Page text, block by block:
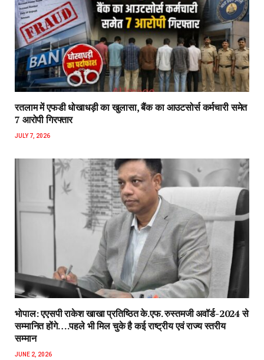
रतलाम में एफडी धोखाधड़ी का खुलासा, बैंक का आउटसोर्स कर्मचारी समेत
7 आरोपी गिरफ्तार
JULY 7, 2026
भोपाल: एएसपी राकेश‌ खाखा प्रतिष्ठित के.एफ. रुस्तमजी अवॉर्ड-2024 से
सम्मानित होंगे….पहले भी मिल चुके है कई राष्ट्रीय एवं राज्य स्तरीय
सम्मान
JUNE 2, 2026